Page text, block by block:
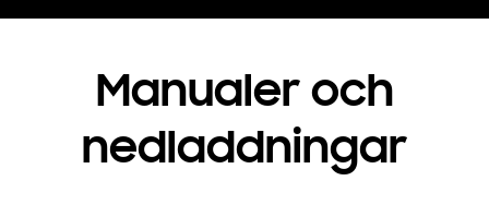
Manualer och
nedladdningar